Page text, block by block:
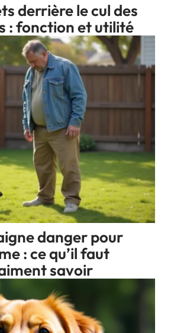
derrière le cul des
: fonction et utilité
danger pour
: ce qu’il faut
savoir